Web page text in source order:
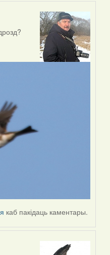
каб пакідаць каментары.